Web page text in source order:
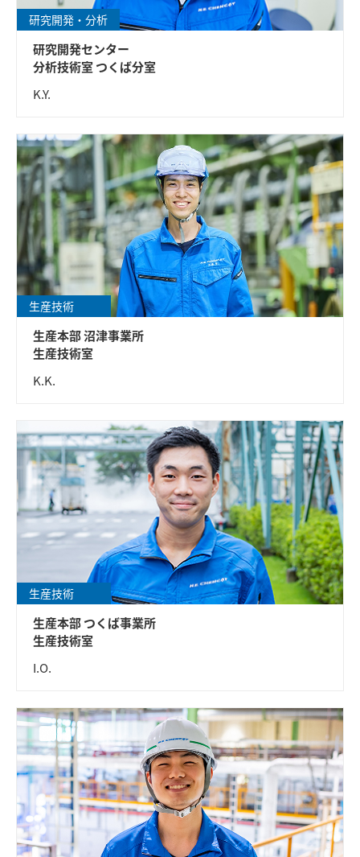
研究開発・分析
研究開発センター
分析技術室 つくば分室
K.Y.
生産技術
生産本部 沼津事業所
生産技術室
K.K.
生産技術
生産本部 つくば事業所
生産技術室
I.O.